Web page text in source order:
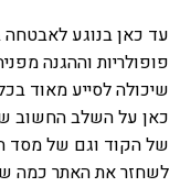
עד כאן בנוגע לאבטחה
פופולריות וההגנה
שיכולה לסייע מאוד
כאן על השלב החשוב
של הקוד וגם של מסד
לשחזר את האתר כמה